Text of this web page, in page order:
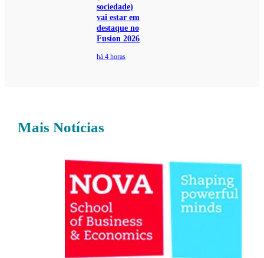
sociedade)
vai estar em
destaque no
Fusion 2026
há 4 horas
Mais Notícias